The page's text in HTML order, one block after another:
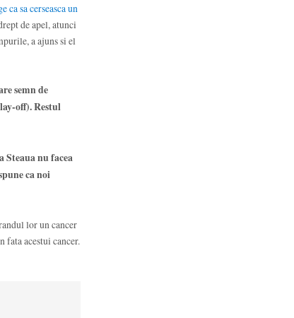
ca sa cerseasca un
de apel, atunci
a ajuns si el
semn de
off). Restul
Steaua nu facea
ca noi
lor un cancer
fata acestui cancer.